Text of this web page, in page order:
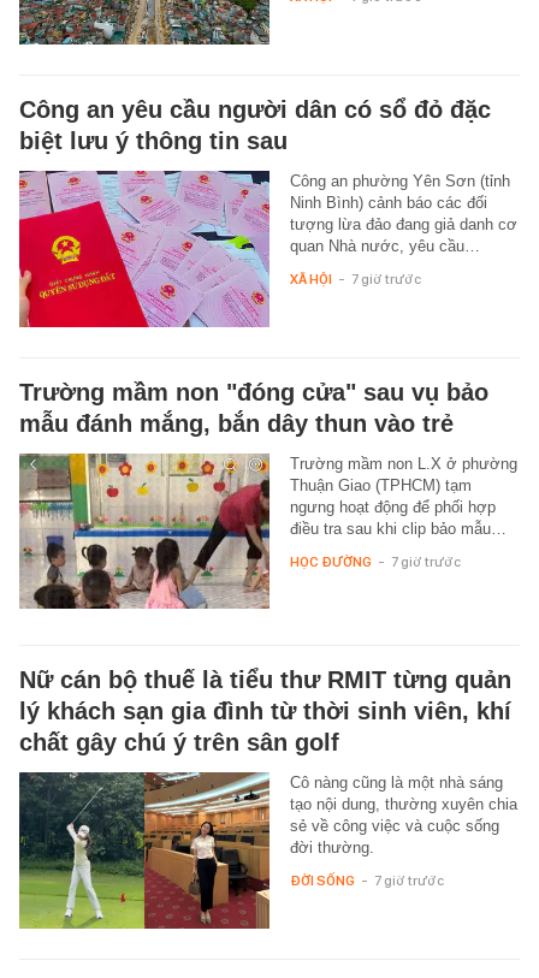
Công an yêu cầu người dân có sổ đỏ đặc
biệt lưu ý thông tin sau
Công an phường Yên Sơn (tỉnh
Ninh Bình) cảnh báo các đối
tượng lừa đảo đang giả danh cơ
quan Nhà nước, yêu cầu…
XÃ HỘI - 7 giờ trước
Trường mầm non "đóng cửa" sau vụ bảo
mẫu đánh mắng, bắn dây thun vào trẻ
Trường mầm non L.X ở phường
Thuận Giao (TPHCM) tạm
ngưng hoạt động để phối hợp
điều tra sau khi clip bảo mẫu…
HỌC ĐƯỜNG - 7 giờ trước
Nữ cán bộ thuế là tiểu thư RMIT từng quản
lý khách sạn gia đình từ thời sinh viên, khí
chất gây chú ý trên sân golf
Cô nàng cũng là một nhà sáng
tạo nội dung, thường xuyên chia
sẻ về công việc và cuộc sống
đời thường.
ĐỜI SỐNG - 7 giờ trước